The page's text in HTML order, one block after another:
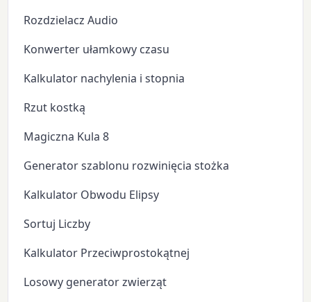
Rozdzielacz Audio
Konwerter ułamkowy czasu
Kalkulator nachylenia i stopnia
Rzut kostką
Magiczna Kula 8
Generator szablonu rozwinięcia stożka
Kalkulator Obwodu Elipsy
Sortuj Liczby
Kalkulator Przeciwprostokątnej
Losowy generator zwierząt